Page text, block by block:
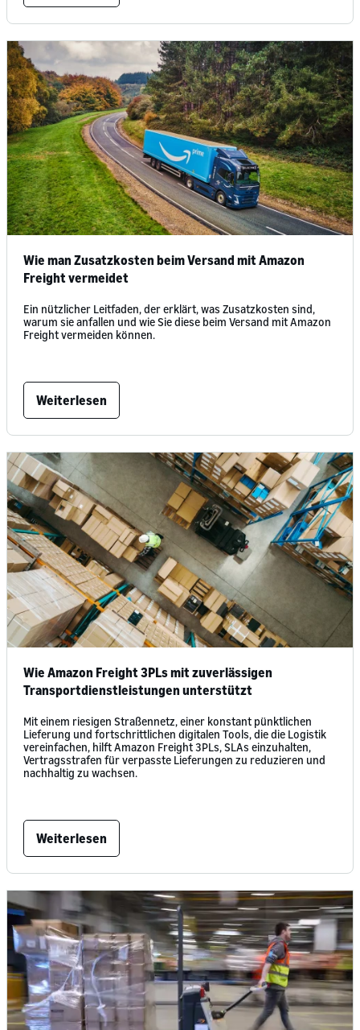
Wie man Zusatzkosten beim Versand mit Amazon
Freight vermeidet
Ein nützlicher Leitfaden, der erklärt, was Zusatzkosten sind,
warum sie anfallen und wie Sie diese beim Versand mit Amazon
Freight vermeiden können.
Weiterlesen
Wie Amazon Freight 3PLs mit zuverlässigen
Transportdienstleistungen unterstützt
Mit einem riesigen Straßennetz, einer konstant pünktlichen
Lieferung und fortschrittlichen digitalen Tools, die die Logistik
vereinfachen, hilft Amazon Freight 3PLs, SLAs einzuhalten,
Vertragsstrafen für verpasste Lieferungen zu reduzieren und
nachhaltig zu wachsen.
Weiterlesen